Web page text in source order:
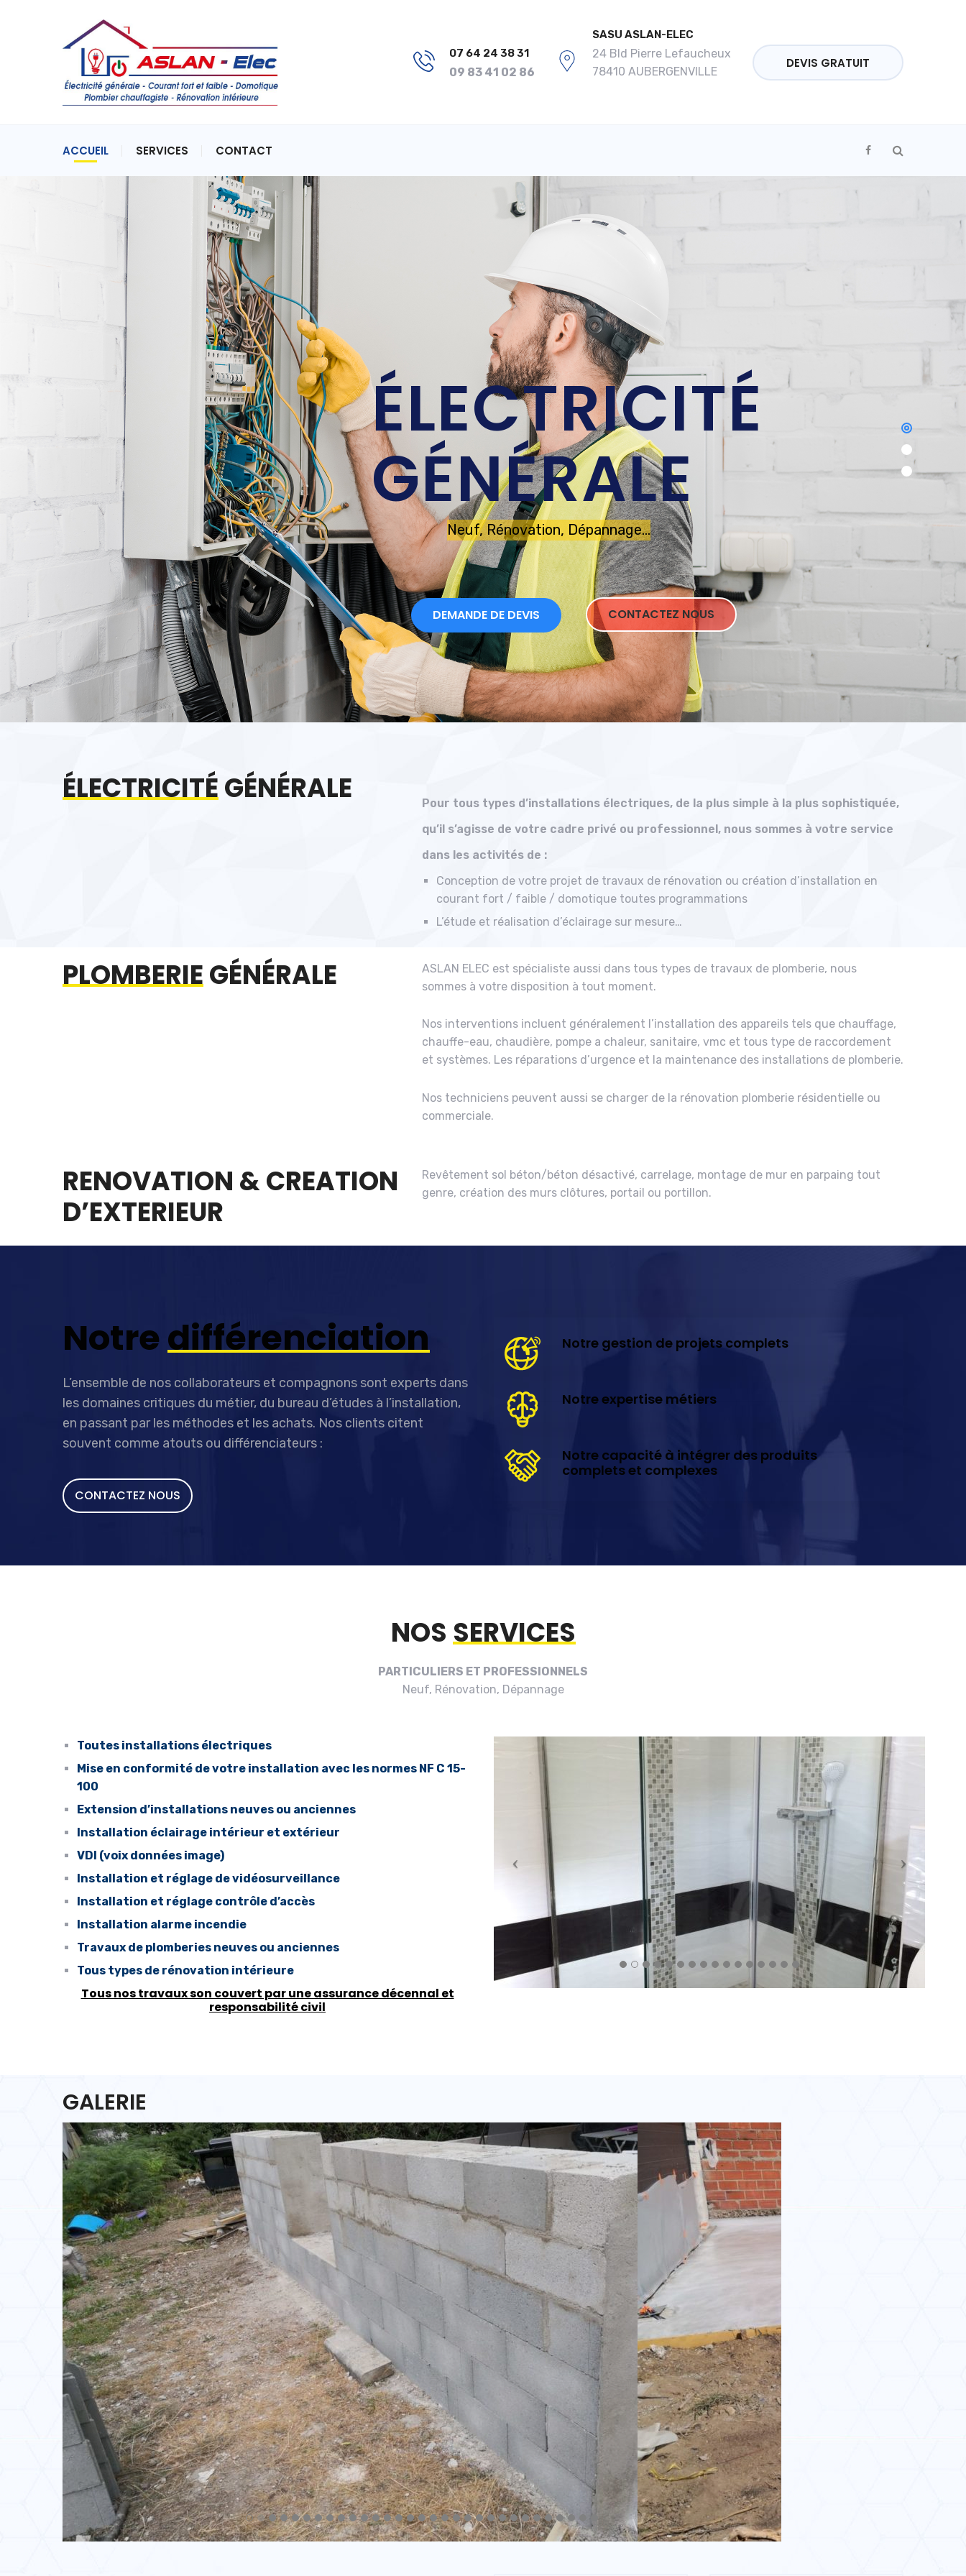
07 64 24 38 31
09 83 41 02 86
SASU ASLAN-ELEC
24 Bld Pierre Lefaucheux
78410 AUBERGENVILLE
DEVIS GRATUIT
ACCUEIL SERVICES CONTACT
ÉLECTRICITÉ
GÉNÉRALE
Neuf, Rénovation, Dépannage...
CONTACTEZ NOUS
DEMANDE DE DEVIS
ÉLECTRICITÉGÉNÉRALE
Pour tous types d’installations électriques, de la plus simple à la plus sophistiquée,
qu’il s’agisse de votre cadre privé ou professionnel, nous sommes à votre service
dans les activités de :
Conception de votre projet de travaux de rénovation ou création d’installation en
courant fort / faible / domotique toutes programmations
L’étude et réalisation d’éclairage sur mesure…
PLOMBERIEGÉNÉRALE
ASLAN ELEC est spécialiste aussi dans tous types de travaux de plomberie, nous
sommes à votre disposition à tout moment.
Nos interventions incluent généralement l’installation des appareils tels que chauffage,
chauffe-eau, chaudière, pompe a chaleur, sanitaire, vmc et tous type de raccordement
et systèmes. Les réparations d’urgence et la maintenance des installations de plomberie.
Nos techniciens peuvent aussi se charger de la rénovation plomberie résidentielle ou
commerciale.
RENOVATION & CREATION
D’EXTERIEUR
Revêtement sol béton/béton désactivé, carrelage, montage de mur en parpaing tout
genre, création des murs clôtures, portail ou portillon.
Notredifférenciation
L’ensemble de nos collaborateurs et compagnons sont experts dans
les domaines critiques du métier, du bureau d’études à l’installation,
en passant par les méthodes et les achats. Nos clients citent
souvent comme atouts ou différenciateurs :
CONTACTEZ NOUS
Notre gestion de projets complets
Notre expertise métiers
Notre capacité à intégrer des produits
complets et complexes
NOSSERVICES
PARTICULIERS ET PROFESSIONNELS
Neuf, Rénovation, Dépannage
Toutes installations électriques
Mise en conformité de votre installation avec les normes NF C 15-
100
Extension d’installations neuves ou anciennes
Installation éclairage intérieur et extérieur
VDI (voix données image)
Installation et réglage de vidéosurveillance
Installation et réglage contrôle d’accès
Installation alarme incendie
Travaux de plomberies neuves ou anciennes
Tous types de rénovation intérieure
Tous nos travaux son couvert par une assurance décennal et
responsabilité civil
GALERIE